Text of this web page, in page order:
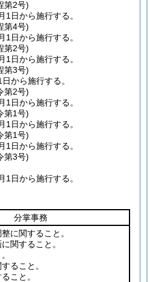
第2号)
1日から施行する。
第4号)
1日から施行する。
第2号)
1日から施行する。
第3号)
から施行する。
第2号)
1日から施行する。
第1号)
1日から施行する。
第1号)
1日から施行する。
第3号)
1日から施行する。
分掌事務
に関すること。
関すること。
ること。
こと。